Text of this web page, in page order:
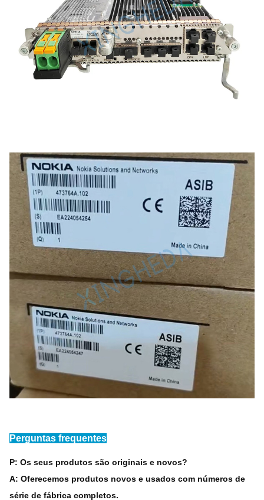
Perguntas frequentes
P: Os seus produtos são originais e novos?
A: Oferecemos produtos novos e usados com números de
série de fábrica completos.